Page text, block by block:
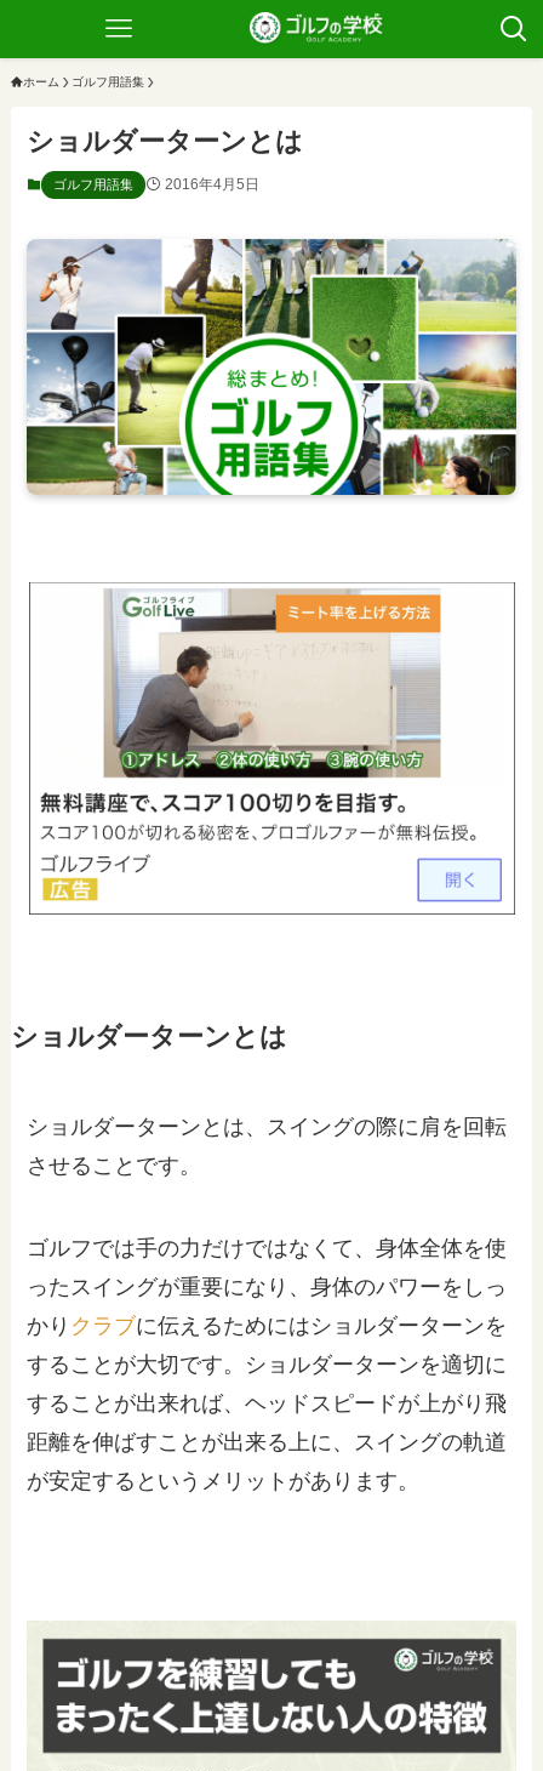
ホーム ゴルフ用語集
ショルダーターンとは
ゴルフ用語集 2016年4月5日
ショルダーターンとは
ショルダーターンとは、スイングの際に肩を回転
させることです。
ゴルフでは手の力だけではなくて、身体全体を使
ったスイングが重要になり、身体のパワーをしっ
かり クラブに伝えるためにはショルダーターンを
することが大切です。ショルダーターンを適切に
することが出来れば、ヘッドスピードが上がり飛
距離を伸ばすことが出来る上に、スイングの軌道
が安定するというメリットがあります。